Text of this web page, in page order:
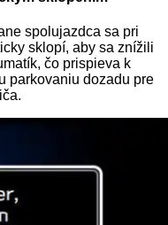
spolujazdca sa pri
sklopí, aby sa znížili
čo prispieva k
parkovaniu dozadu pre